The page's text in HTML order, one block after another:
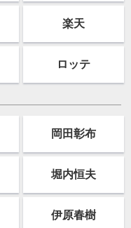
楽天
ロッテ
岡田彰布
堀内恒夫
伊原春樹